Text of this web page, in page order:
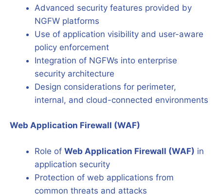
Advanced security features provided by
NGFW platforms
Use of application visibility and user-aware
policy enforcement
Integration of NGFWs into enterprise
security architecture
Design considerations for perimeter,
internal, and cloud-connected environments
Web Application Firewall (WAF)
Role of Web Application Firewall (WAF) in
application security
Protection of web applications from
common threats and attacks